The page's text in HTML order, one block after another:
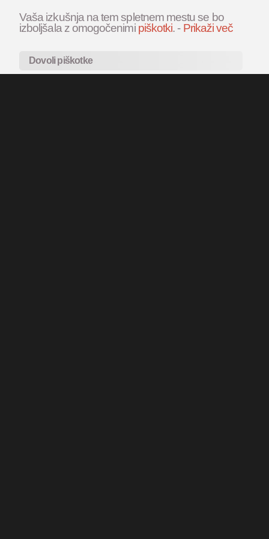
Vaša izkušnja na tem spletnem mestu se bo
izboljšala z omogočenimi piškotki. - Prikaži več
Dovoli piškotke